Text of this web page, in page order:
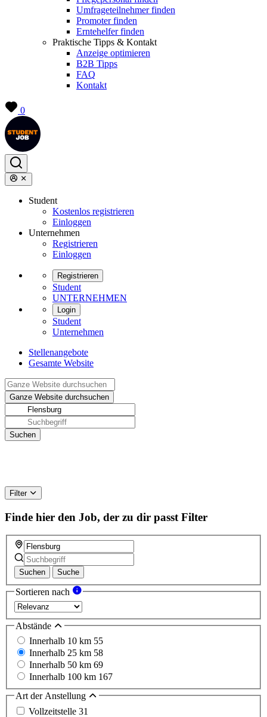
Umfrageteilnehmer finden
Promoter finden
Erntehelfer finden
Praktische Tipps & Kontakt
Anzeige optimieren
B2B Tipps
FAQ
Kontakt
0
Student
Kostenlos registrieren
Einloggen
Unternehmen
Registrieren
Einloggen
Registrieren
Student
UNTERNEHMEN
Login
Student
Unternehmen
Stellenangebote
Gesamte Website
Filter
Finde hier den Job, der zu dir passt Filter
Suchen Suche
Sortieren nach
Abstände
Innerhalb 10 km 55
Innerhalb 25 km 58
Innerhalb 50 km 69
Innerhalb 100 km 167
Art der Anstellung
Vollzeitstelle 31